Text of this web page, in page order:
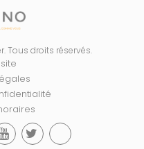
Tous droits réservés.